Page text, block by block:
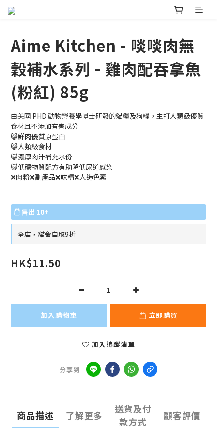
Aime Kitchen - 啖啖肉無
穀補水系列 - 雞肉配吞拿魚
(粉紅) 85g
由美國 PHD 動物營養學博士研發的貓糧及狗糧，主打人類級優質
食材且不添加有害成分
😺鮮肉優質原蛋白
😺人類級食材
😺濃厚肉汁補充水份
😺低礦物質配方有助降低尿道感染
❌肉粉❌副產品❌味精❌人造色素
售出 10+
全店，貓舍自取9折
HK$11.50
加入購物車 立即購買
加入追蹤清單
分享到
商品描述 了解更多
送貨及付
款方式
顧客評價